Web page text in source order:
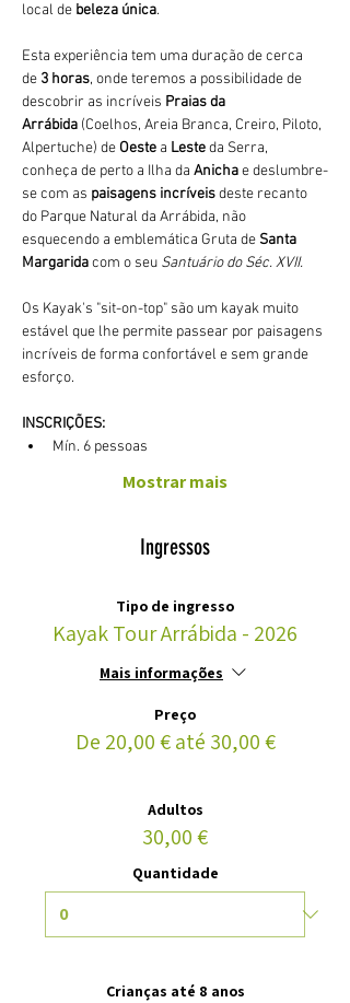
local de beleza única.
Esta experiência tem uma duração de cerca
de 3 horas, onde teremos a possibilidade de
descobrir as incríveis Praias da
Arrábida (Coelhos, Areia Branca, Creiro, Piloto,
Alpertuche) de Oeste a Leste da Serra,
conheça de perto a Ilha da Anicha e deslumbre-
se com as paisagens incríveis deste recanto
do Parque Natural da Arrábida, não
esquecendo a emblemática Gruta de Santa
Margarida com o seu Santuário do Séc. XVII.
Os Kayak's "sit-on-top" são um kayak muito
estável que lhe permite passear por paisagens
incríveis de forma confortável e sem grande
esforço.
INSCRIÇÕES:
Mín. 6 pessoas
Mostrar mais
Ingressos
Tipo de ingresso
Kayak Tour Arrábida - 2026
Mais informações
Preço
De 20,00 € até 30,00 €
Adultos
30,00 €
Quantidade
Crianças até 8 anos